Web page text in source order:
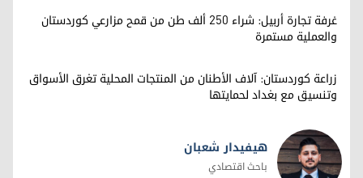
غرفة تجارة أربيل: شراء 250 ألف طن من قمح مزارعي كوردستان
والعملية مستمرة
زراعة كوردستان: آلاف الأطنان من المنتجات المحلية تغرق الأسواق
وتنسيق مع بغداد لحمايتها
هيفيدار شعبان
باحث اقتصادي